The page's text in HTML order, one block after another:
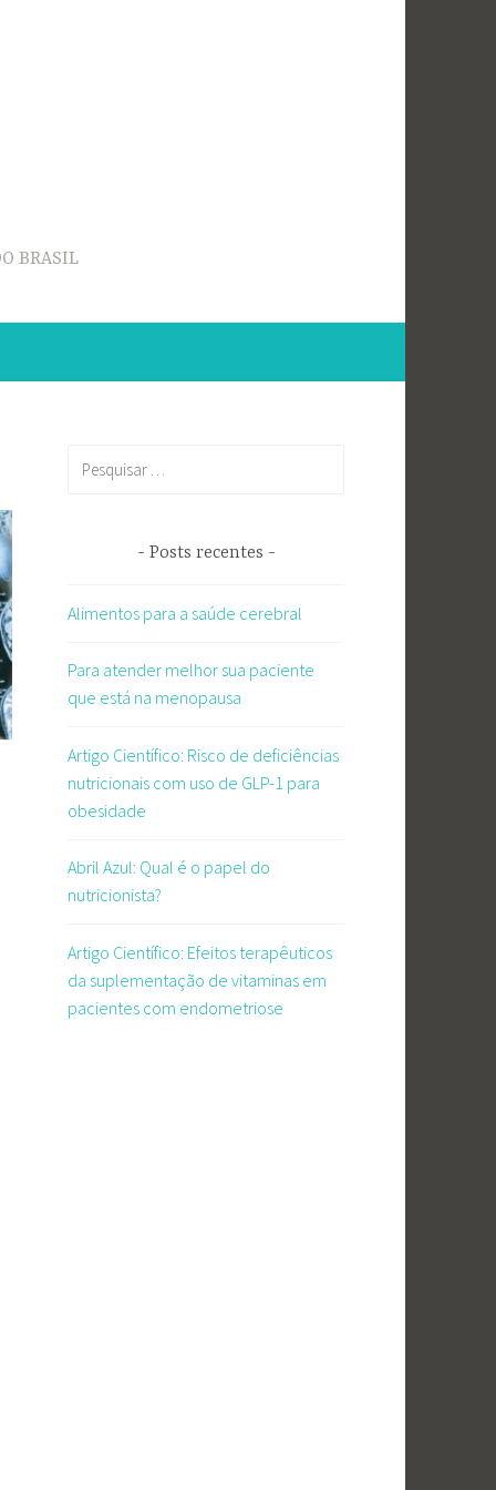
BRASIL
Posts recentes
Alimentos para a saúde cerebral
Para atender melhor sua paciente
que está na menopausa
Artigo Científico: Risco de deficiências
nutricionais com uso de GLP-1 para
obesidade
Abril Azul: Qual é o papel do
nutricionista?
Artigo Científico: Efeitos terapêuticos
da suplementação de vitaminas em
pacientes com endometriose